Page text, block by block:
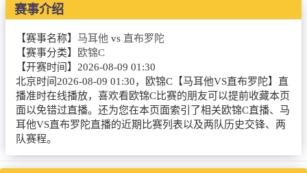
篮球直播
NBA
CBA
英超录像
英超资讯
体育词条
赛事介绍
【赛事名称】 马耳他 vs 直布罗陀
【赛事分类】
欧锦C
【开赛时间】 2026-08-09 01:30
北京时间2026-08-09 01:30，欧锦C【马耳他VS直布罗陀】直
播准时在线播放，喜欢看欧锦C比赛的朋友可以提前收藏本页
面以免错过直播。还为您在本页面索引了相关欧锦C直播、马
耳他VS直布罗陀直播的近期比赛列表以及两队历史交锋、两
队赛程。